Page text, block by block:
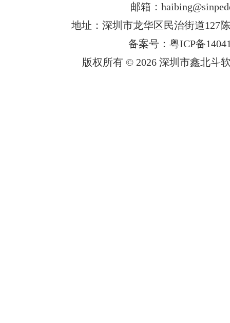
邮箱：
地址：深圳市龙华区民治街道127
备案号：粤ICP备
版权所有 © 2026 深圳市鑫北斗